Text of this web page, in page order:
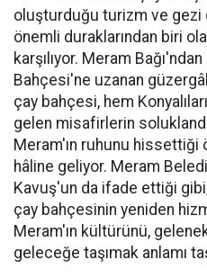
oluşturduğu turizm ve gezi
önemli duraklarından biri
karşılıyor. Meram
Bahçesi'ne uzanan
çay bahçesi, hem
gelen misafirlerin
Meram'ın ruhunu hissettiği
hâline geliyor. Meram
Kavuş'un da ifade ettiği
çay bahçesinin yeniden
Meram'ın kültürünü,
geleceğe taşımak anlamı